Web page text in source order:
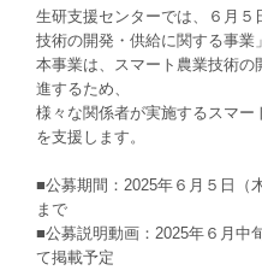
生研支援センターでは、６月
技術の開発・供給に関する事業
本事業は、スマート農業技術
進するため、
様々な関係者が実施するスマー
を支援します。
■公募期間：2025年６月５日（
まで
■公募説明動画：2025年６月中
て掲載予定